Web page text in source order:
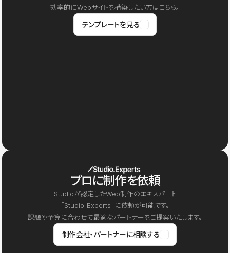
効率的にWebサイトを構築したい方はこちら。
テンプレートを見る
プロに制作を依頼
Studioが認定したWeb制作のエキスパート
「Studio Experts」に依頼が可能です。
課題や予算に合わせて最適なパートナーをご提案いたします。
制作会社・パートナーに相談する